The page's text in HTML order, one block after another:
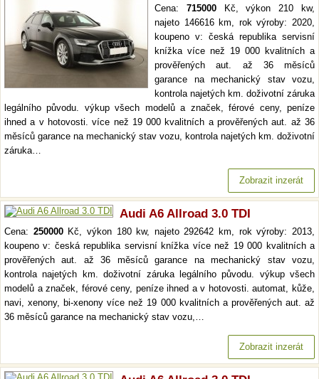
Cena: 715000Kč, výkon 210 kw,
najeto 146616 km, rok výroby: 2020,
koupeno v: česká republika servisní
knížka více než 19 000 kvalitních a
prověřených aut. až 36 měsíců
garance na mechanický stav vozu,
kontrola najetých km. doživotní záruka
legálního původu. výkup všech modelů a značek, férové ceny, peníze
ihned a v hotovosti. více než 19 000 kvalitních a prověřených aut. až 36
měsíců garance na mechanický stav vozu, kontrola najetých km. doživotní
záruka…
Zobrazit inzerát
Audi A6 Allroad 3.0 TDI
Cena: 250000Kč, výkon 180 kw, najeto 292642 km, rok výroby: 2013,
koupeno v: česká republika servisní knížka více než 19 000 kvalitních a
prověřených aut. až 36 měsíců garance na mechanický stav vozu,
kontrola najetých km. doživotní záruka legálního původu. výkup všech
modelů a značek, férové ceny, peníze ihned a v hotovosti. automat, kůže,
navi, xenony, bi-xenony více než 19 000 kvalitních a prověřených aut. až
36 měsíců garance na mechanický stav vozu,…
Zobrazit inzerát